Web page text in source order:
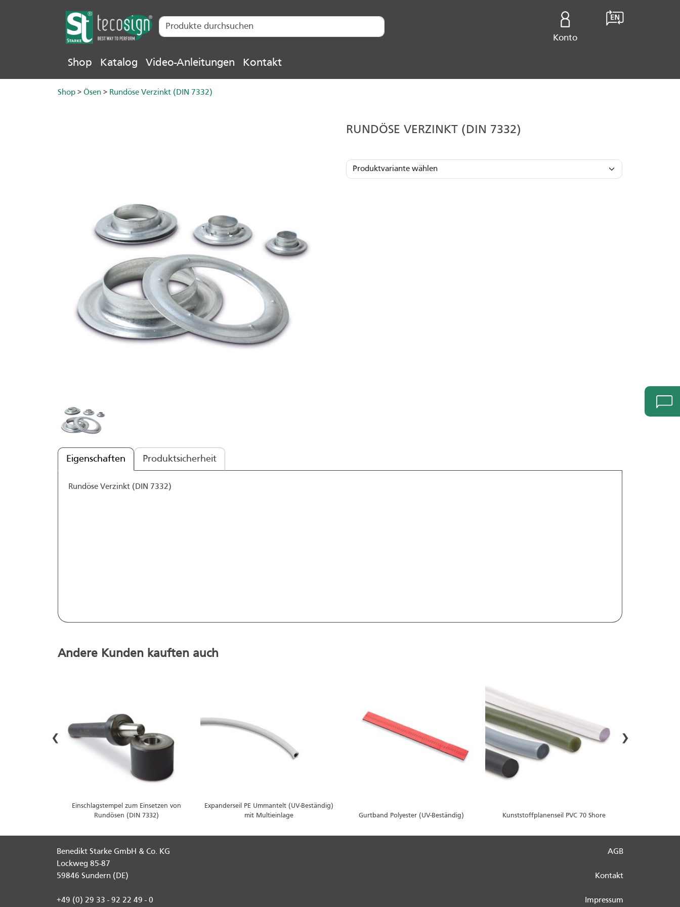
Konto
Shop Katalog Video-Anleitungen Kontakt
Shop > Ösen > Rundöse Verzinkt (DIN 7332)
RUNDÖSE VERZINKT (DIN 7332)
Eigenschaften Produktsicherheit
Rundöse Verzinkt (DIN 7332)
Andere Kunden kauften auch
Einschlagstempel zum Einsetzen von
Rundösen (DIN 7332)
Expanderseil PE Ummantelt (UV-Beständig)
mit Multieinlage
Gurtband Polyester (UV-Beständig) Kunststoffplanenseil PVC 70 Shore
‹ ›
Benedikt Starke GmbH & Co. KG
Lockweg 85-87
59846 Sundern (DE)
+49 (0) 29 33 - 92 22 49 - 0
AGB
Kontakt
Impressum